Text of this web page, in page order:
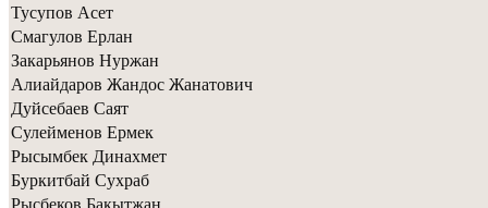
Тусупов Асет
Смагулов Ерлан
Закарьянов Нуржан
Алиайдаров Жандос Жанатович
Дуйсебаев Саят
Сулейменов Ермек
Рысымбек Динахмет
Буркитбай Сухраб